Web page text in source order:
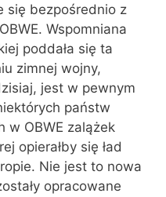
się bezpośrednio z
Wspomniana
poddała się ta
zimnej wojny,
jest w pewnym
państw
w OBWE zalążek
opierałby się ład
Nie jest to nowa
opracowane